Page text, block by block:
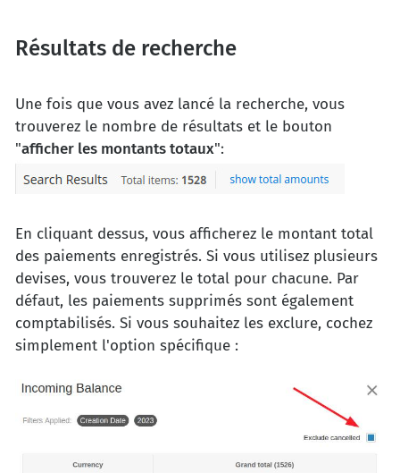
Résultats de recherche
Une fois que vous avez lancé la recherche, vous
trouverez le nombre de résultats et le bouton
"afficher les montants totaux":
En cliquant dessus, vous afficherez le montant total
des paiements enregistrés. Si vous utilisez plusieurs
devises, vous trouverez le total pour chacune. Par
défaut, les paiements supprimés sont également
comptabilisés. Si vous souhaitez les exclure, cochez
simplement l'option spécifique :